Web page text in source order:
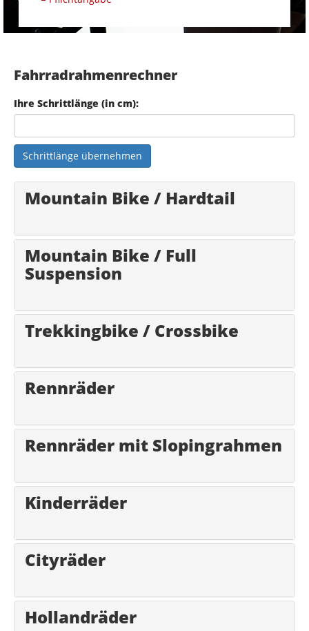
Fahrradrahmenrechner
Ihre Schrittlänge (in cm):
Schrittlänge übernehmen
Mountain Bike / Hardtail
Mountain Bike / Full
Suspension
Trekkingbike / Crossbike
Rennräder
Rennräder mit Slopingrahmen
Kinderräder
Cityräder
Hollandräder